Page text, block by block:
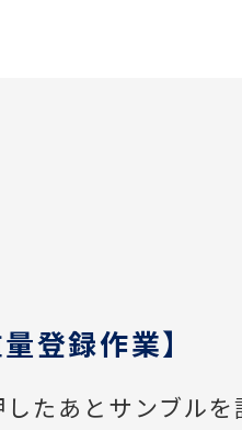
登録作業】
たあとサンブル